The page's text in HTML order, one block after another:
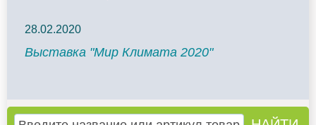
28.02.2020
Выставка "Мир Климата 2020"